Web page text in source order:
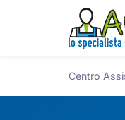
Centro